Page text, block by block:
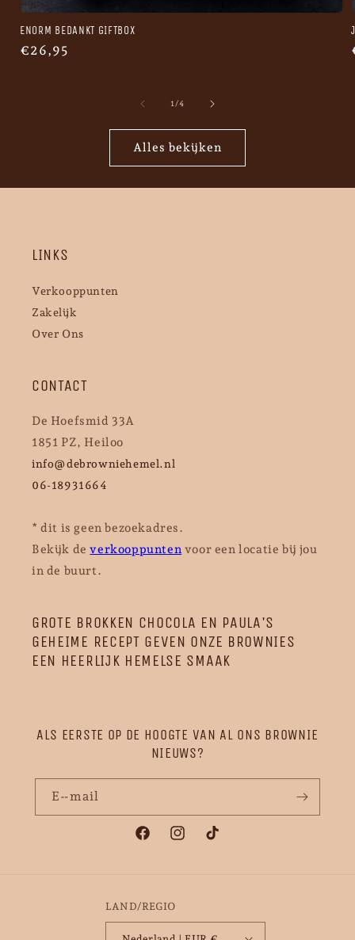
ENORM BEDANKT GIFTBOX
Normale
€26,95
1 /van
4
Alles bekijken
LINKS
Verkooppunten
Zakelijk
Over Ons
CONTACT
De Hoefsmid 33A
1851 PZ, Heiloo
info@debrowniehemel.nl
06-18931664
* dit is geen bezoekadres.
Bekijk deverkooppunten voor een locatie bij jou
in de buurt.
GROTE BROKKEN CHOCOLA EN PAULA'S
GEHEIME RECEPT GEVEN ONZE BROWNIES
EEN HEERLIJK HEMELSE SMAAK
ALS EERSTE OP DE HOOGTE VAN AL ONS BROWNIE
NIEUWS?
E‑mail
FacebookInstagramTikTok
LAND/REGIO